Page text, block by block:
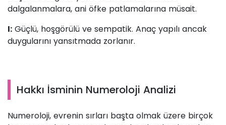
dalgalanmalara, ani öfke patlamalarına müsait.
I: Güçlü, hoşgörülü ve sempatik. Anaç yapılı ancak
duygularını yansıtmada zorlanır.
Hakkı İsminin Numeroloji Analizi
Numeroloji, evrenin sırları başta olmak üzere birçok